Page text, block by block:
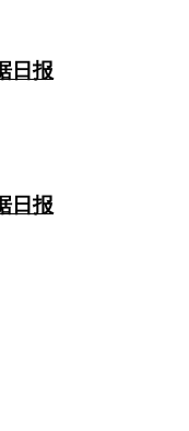
日报
日报